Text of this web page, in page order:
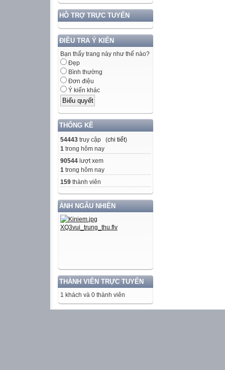
HỖ TRỢ TRỰC TUYẾN
ĐIỀU TRA Ý KIẾN
Bạn thấy trang này như thế nào?
Đẹp
Bình thường
Đơn điệu
Ý kiến khác
THỐNG KÊ
54443 truy cập (chi tiết)
1 trong hôm nay
90544 lượt xem
1 trong hôm nay
159 thành viên
ẢNH NGẪU NHIÊN
THÀNH VIÊN TRỰC TUYẾN
1 khách và 0 thành viên